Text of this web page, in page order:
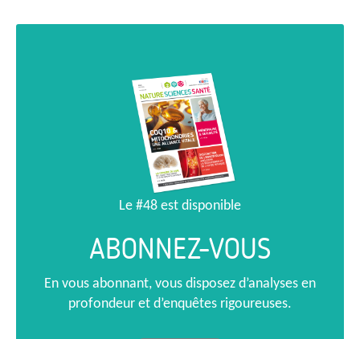
Le #48 est disponible
ABONNEZ-VOUS
En vous abonnant, vous disposez d’analyses en
profondeur et d’enquêtes rigoureuses.